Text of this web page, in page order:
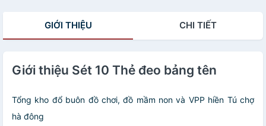
GIỚI THIỆU CHI TIẾT
Giới thiệu Sét 10 Thẻ đeo bảng tên
Tổng kho đổ buôn đồ chơi, đồ mầm non và VPP hiền Tú chợ
hà đông